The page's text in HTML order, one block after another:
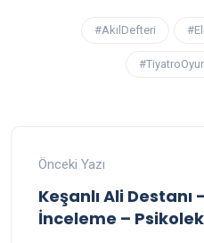
#AkılDefteri
Önceki Yazı
Keşanlı Ali
İnceleme –